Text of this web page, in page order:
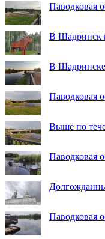
Паводковая
В Шадринск
В Шадринске
Паводковая
Выше по
Паводковая
Паводковая